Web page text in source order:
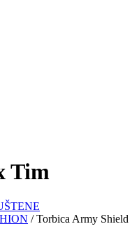
Tim
/ Torbica Army Shield